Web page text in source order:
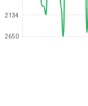
2134
2650